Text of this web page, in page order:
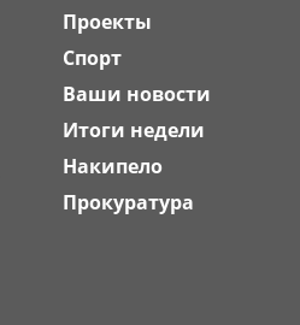
Проекты
Спорт
Ваши новости
Итоги недели
Накипело
Прокуратура